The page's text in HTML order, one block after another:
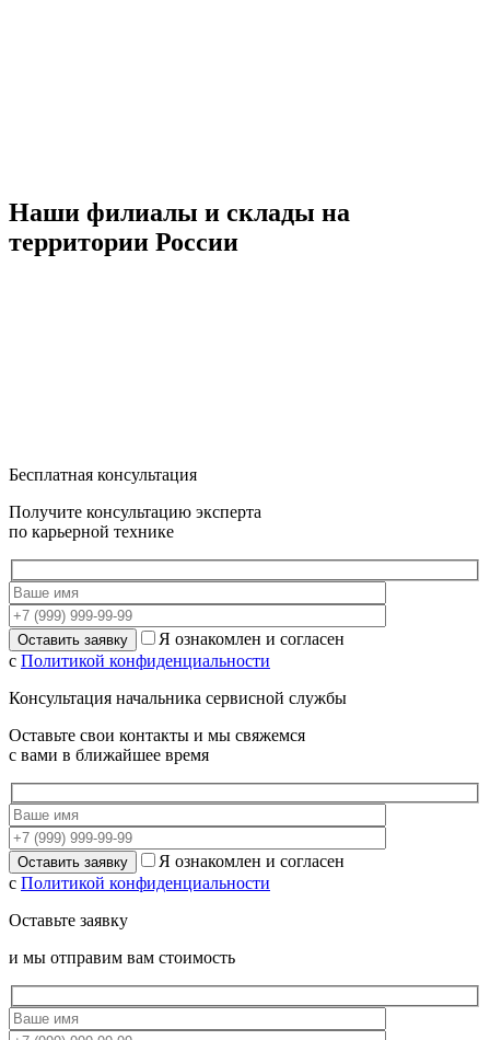
Наши филиалы и склады на
территории России
Бесплатная консультация
Получите консультацию эксперта
по карьерной технике
Я ознакомлен и согласен
с Политикой конфиденциальности
Консультация начальника сервисной службы
Оставьте свои контакты и мы свяжемся
с вами в ближайшее время
Я ознакомлен и согласен
с Политикой конфиденциальности
Оставьте заявку
и мы отправим вам стоимость